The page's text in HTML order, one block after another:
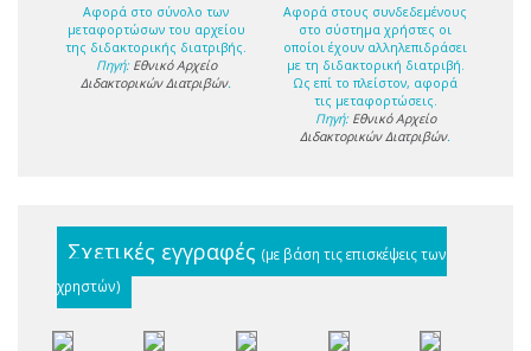
Αφορά στο σύνολο των
μεταφορτώσων του αρχείου
της διδακτορικής διατριβής.
Πηγή: Εθνικό Αρχείο
Διδακτορικών Διατριβών.
Αφορά στους συνδεδεμένους
στο σύστημα χρήστες οι
οποίοι έχουν αλληλεπιδράσει
με τη διδακτορική διατριβή.
Ως επί το πλείστον, αφορά
τις μεταφορτώσεις.
Πηγή: Εθνικό Αρχείο
Διδακτορικών Διατριβών.
Σχετικές εγγραφές (με βάση τις επισκέψεις των
χρηστών)